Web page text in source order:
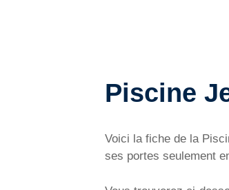
Piscine
Voici la fiche de la
ses portes seulement